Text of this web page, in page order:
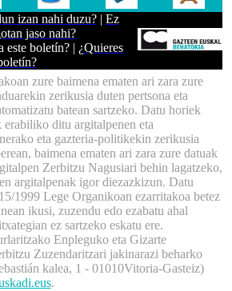
izan nahi duzu?| Ez
jaso nahi?
este boletín?| ¿Quieres
zure baimena ematen ari zara zure
zerikusia duten pertsona eta
batean sartzeko. Datu horiek
ditu argitalpenen eta
eta gazteria-politikekin zerikusia
baimena ematen ari zara zure datuak
Zerbitzu Nagusiari behin lagatzeko,
argitalpenak igor diezazkizun. Datu
1999 Lege Organikoan ezarritakoa betez
ikusi, zuzendu edo ezabatu ahal
ez sartzeko eskatu ere.
Enpleguko eta Gizarte
Zuzendaritzari jakinarazi beharko
kalea, 1 - 01010Vitoria-Gasteiz)
.